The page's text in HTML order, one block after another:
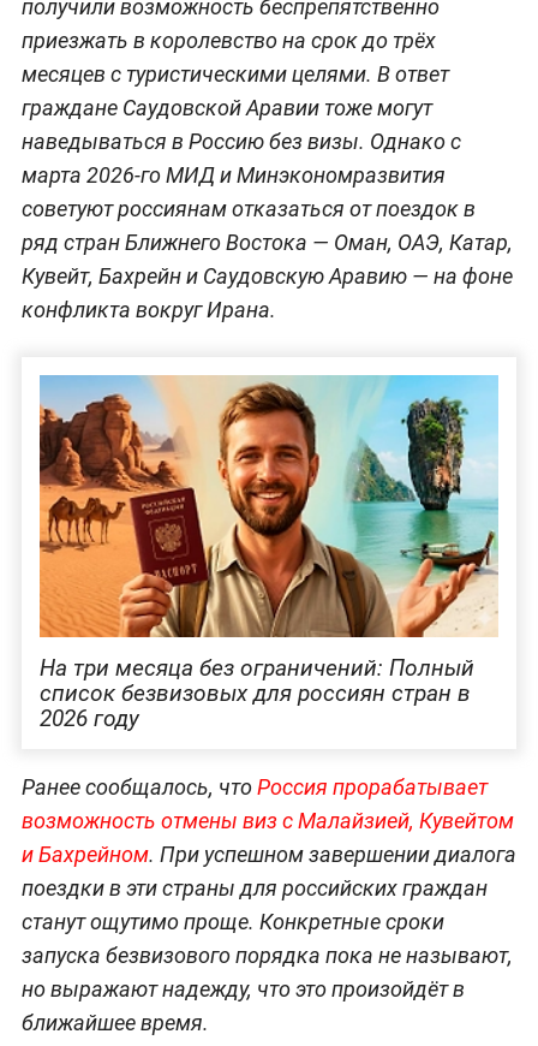
получили возможность беспрепятственно
приезжать в королевство на срок до трёх
месяцев с туристическими целями. В ответ
граждане Саудовской Аравии тоже могут
наведываться в Россию без визы. Однако с
марта 2026-го МИД и Минэкономразвития
советуют россиянам отказаться от поездок в
ряд стран Ближнего Востока — Оман, ОАЭ, Катар,
Кувейт, Бахрейн и Саудовскую Аравию — на фоне
конфликта вокруг Ирана.
На три месяца без ограничений: Полный
список безвизовых для россиян стран в
2026 году
Ранее сообщалось, чтоРоссия прорабатывает
возможность отмены виз с Малайзией, Кувейтом
и Бахрейном. При успешном завершении диалога
поездки в эти страны для российских граждан
станут ощутимо проще. Конкретные сроки
запуска безвизового порядка пока не называют,
но выражают надежду, что это произойдёт в
ближайшее время.